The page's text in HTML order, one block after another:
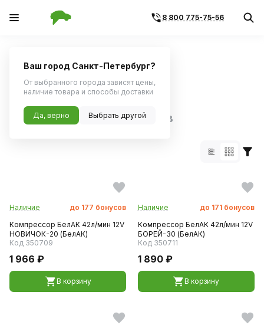
8 800 775-75-56
Поиск по артикулу Поиск по VIN
Бренд БелАК:228 товаров
Наличие до 177 бонусов
Компрессор БелАК 42л/мин 12V
НОВИЧОК-20 (БелАК)
Код 350709
1 966 ₽
В корзину
Наличие до 171 бонусов
Компрессор БелАК 42л/мин 12V
БОРЕЙ-30 (БелАК)
Код 350711
1 890 ₽
В корзину
Ваш город Санкт-Петербург?
От выбранного города зависят цены,
наличие товара и способы доставки
Да, верно Выбрать другой